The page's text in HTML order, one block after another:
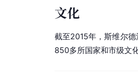
文化
截至2015年，斯维尔
850多所国家和市级文